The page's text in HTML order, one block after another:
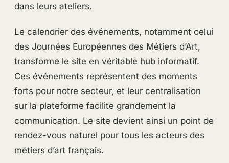
dans leurs ateliers.
Le calendrier des événements, notamment celui
des Journées Européennes des Métiers d’Art,
transforme le site en véritable hub informatif.
Ces événements représentent des moments
forts pour notre secteur, et leur centralisation
sur la plateforme facilite grandement la
communication. Le site devient ainsi un point de
rendez-vous naturel pour tous les acteurs des
métiers d’art français.